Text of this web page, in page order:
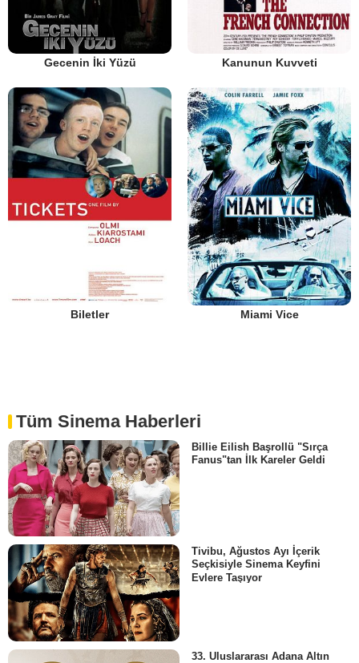
Gecenin İki Yüzü Kanunun Kuvveti
Biletler Miami Vice
Tüm Sinema Haberleri
Billie Eilish Başrollü "Sırça
Fanus"tan İlk Kareler Geldi
Tivibu, Ağustos Ayı İçerik
Seçkisiyle Sinema Keyfini
Evlere Taşıyor
33. Uluslararası Adana Altın